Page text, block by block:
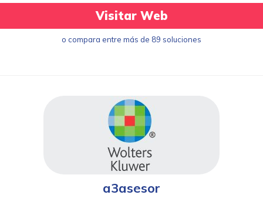
Visitar Web
o compara entre más de 89 soluciones
a3asesor